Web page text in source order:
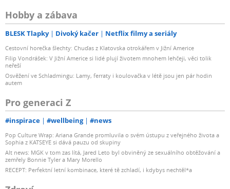
Hobby a zábava
BLESK Tlapky Divoký kačer Netflix filmy a seriály
Cestovní horečka šlechty: Chuďas z Klatovska otrokářem v Jižní Americe
Filip Vondrášek: V Jižní Americe si lidé plují životem mnohem lehčeji, věci tolik
neřeší
Osvěžení ve Schladmingu: Lamy, ferraty i koulovačka v létě jsou jen pár hodin
autem
Pro generaci Z
#inspirace #wellbeing #news
Pop Culture Wrap: Ariana Grande promluvila o svém ústupu z veřejného života a
Sophia z KATSEYE si dává pauzu od skupiny
Alt news: MGK v tom zas lítá, Jared Leto byl obviněný ze sexuálního obtěžování a
zemřely Bonnie Tyler a Mary Morello
RECEPT: Perfektní letní kombinace, které tě zchladí, i kdybys nechtěl*a